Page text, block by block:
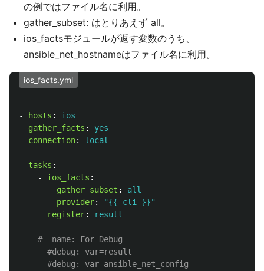
の例ではファイル名に利用。
gather_subset: はとりあえず all。
ios_factsモジュールが返す変数のうち、
ansible_net_hostnameはファイル名に利用。
ios_facts.yml
---
-
hosts :
ios
gather_facts :
yes
connection: local
tasks :
-
ios_facts :
gather_subset :
all
provider: "{{ cli
}}"
register: result
#- name: For Debug
#debug: var=result
#debug: var=ansible_net_config